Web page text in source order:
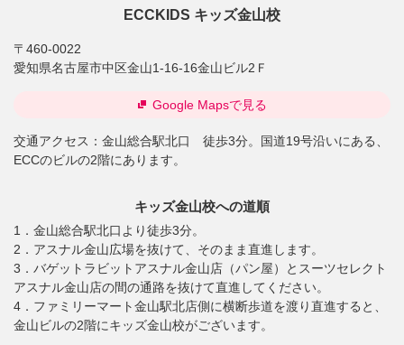
ECCKIDS キッズ金山校
〒460-0022
愛知県名古屋市中区金山1-16-16金山ビル2Ｆ
交通アクセス： 金山総合駅北口 徒歩3分。国道19号沿いにある、
ECCのビルの2階にあります。
Google Mapsで見る
キッズ金山校への道順
1．金山総合駅北口より徒歩3分。
2．アスナル金山広場を抜けて、そのまま直進します。
3．バゲットラビットアスナル金山店（パン屋）とスーツセレクト
アスナル金山店の間の通路を抜けて直進してください。
4．ファミリーマート金山駅北店側に横断歩道を渡り直進すると、
金山ビルの2階にキッズ金山校がございます。